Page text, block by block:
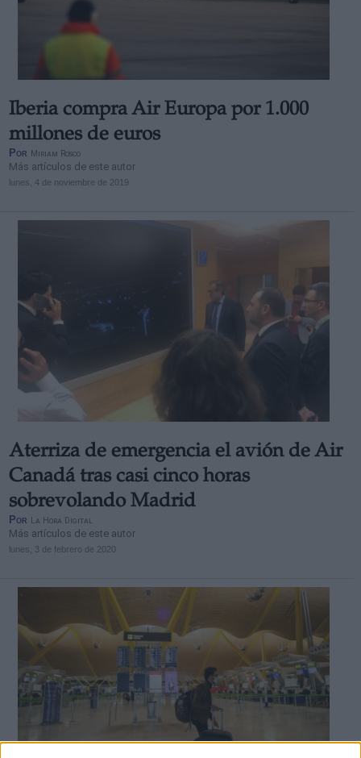
Iberia compra Air Europa por 1.000
millones de euros
Por Miriam Rosco
Más artículos de este autor
lunes, 4 de noviembre de 2019
Aterriza de emergencia el avión de Air
Canadá tras casi cinco horas
sobrevolando Madrid
Por La Hora Digital
Más artículos de este autor
lunes, 3 de febrero de 2020